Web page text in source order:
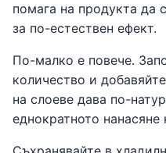
помага на продукта да
за по-естествен ефект.
По-малко е повече.
количество и
на слоеве дава по-
еднократното